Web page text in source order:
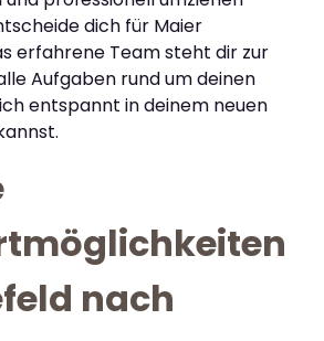
dich für Maier
erfahrene Team steht dir zur
Aufgaben rund um deinen
entspannt in deinem neuen
nach